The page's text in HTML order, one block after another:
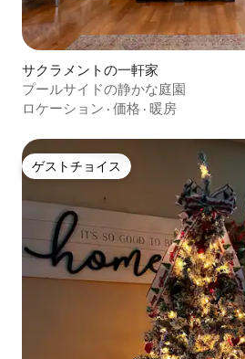
サクラメントの一軒家
プールサイドの静かな庭園
ロケーション · 価格 · 暖房
ゲストチョイス
ゲストチョイス